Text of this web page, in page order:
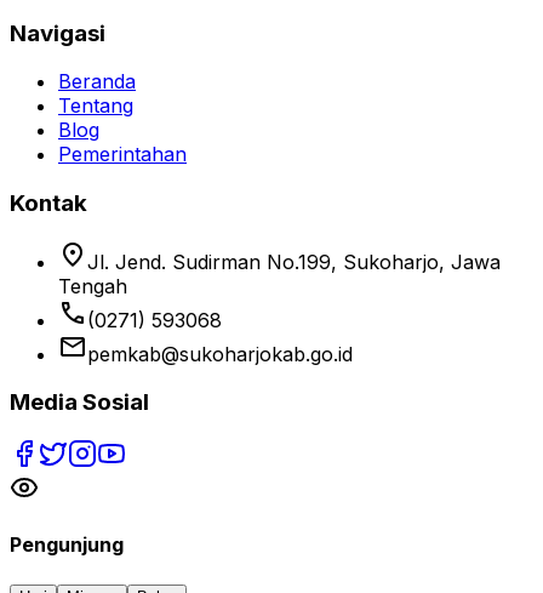
Navigasi
Beranda
Tentang
Blog
Pemerintahan
Kontak
location_on Jl. Jend. Sudirman No.199, Sukoharjo, Jawa
Tengah
phone (0271) 593068
emailpemkab@sukoharjokab.go.id
Media Sosial
Pengunjung